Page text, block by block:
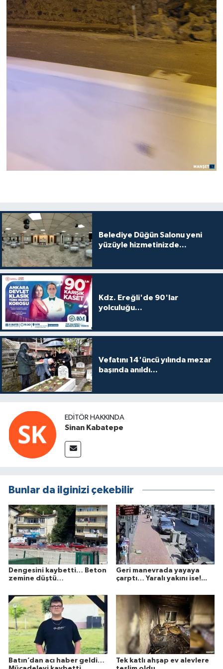
Belediye Düğün Salonu yeni
yüzüyle hizmetinizde...
Kdz. Ereğli'de 90'lar
yolculuğu...
Vefatını 14'üncü yılında mezar
başında anıldı...
EDITÖR HAKKINDA
Sinan Kabatepe
Bunlar da ilginizi çekebilir
Dengesini kaybetti… Beton
zemine düştü…
Geri manevrada yayaya
çarptı… Yaralı yakını ise!...
Batın’dan acı haber geldi…
Tek katlı ahşap ev alevlere